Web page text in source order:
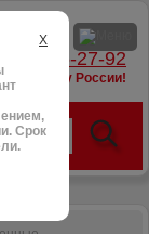
095-27-92
точку России!
X
Срок